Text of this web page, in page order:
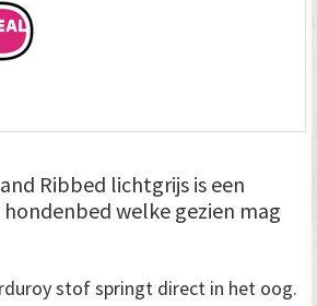
Ribbed lichtgrijs is een
welke gezien mag
stof springt direct in het oog.